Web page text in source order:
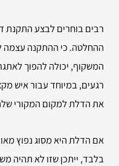
רבים בוחרים לבצע
ההחלטה. כי ההתקנה עצמה
המשקוף, יכולה להפוך
רגעים, במיוחד עבור איש
את הדלת למקום המקורי
אם הדלת היא מסוג נפוץ
בלבד, ייתכן שזו לא תהיה